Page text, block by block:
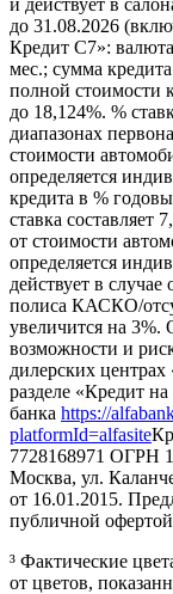
до 31.08.2026
Кредит C7»:
мес.; сумма
полной стоимости
до 18,124%. %
диапазонах
стоимости
определяется
кредита в %
ставка составляет
от стоимости
определяется
действует в
полиса КАСКО/
увеличится на
возможности и
дилерских центрах
разделе «Кредит
банка https://
platformId=alfasite
7728168971 ОГРН
Москва, ул.
от 16.01.2015.
публичной
³ Фактические
от цветов,